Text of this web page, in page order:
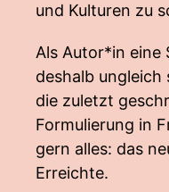
und Kulturen zu
Als Autor*in eine
deshalb
die zuletzt
Formulierung in
gern alles: das
Erreichte.